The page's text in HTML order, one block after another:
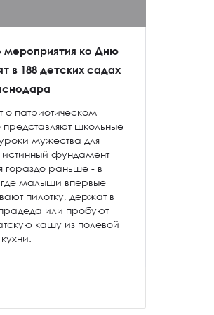
мероприятия ко Дню
в 188 детских садах
о патриотическом
представляют школьные
мужества для
истинный фундамент
гораздо раньше - в
малыши впервые
пилотку, держат в
или пробуют
кашу из полевой
кухни.